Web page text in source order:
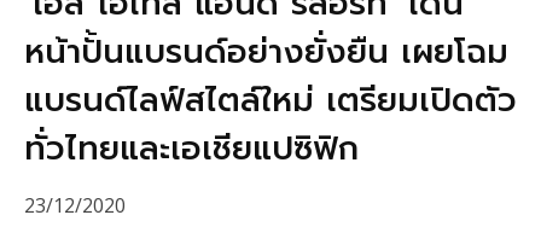
หน้าปั้นแบรนด์อย่างยั่งยืน เผยโฉม
แบรนด์ไลฟ์สไตล์ใหม่ เตรียมเปิดตัว
ทั่วไทยและเอเชียแปซิฟิก
23/12/2020